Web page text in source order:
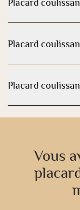
Placard
Placard
Placard
Vous